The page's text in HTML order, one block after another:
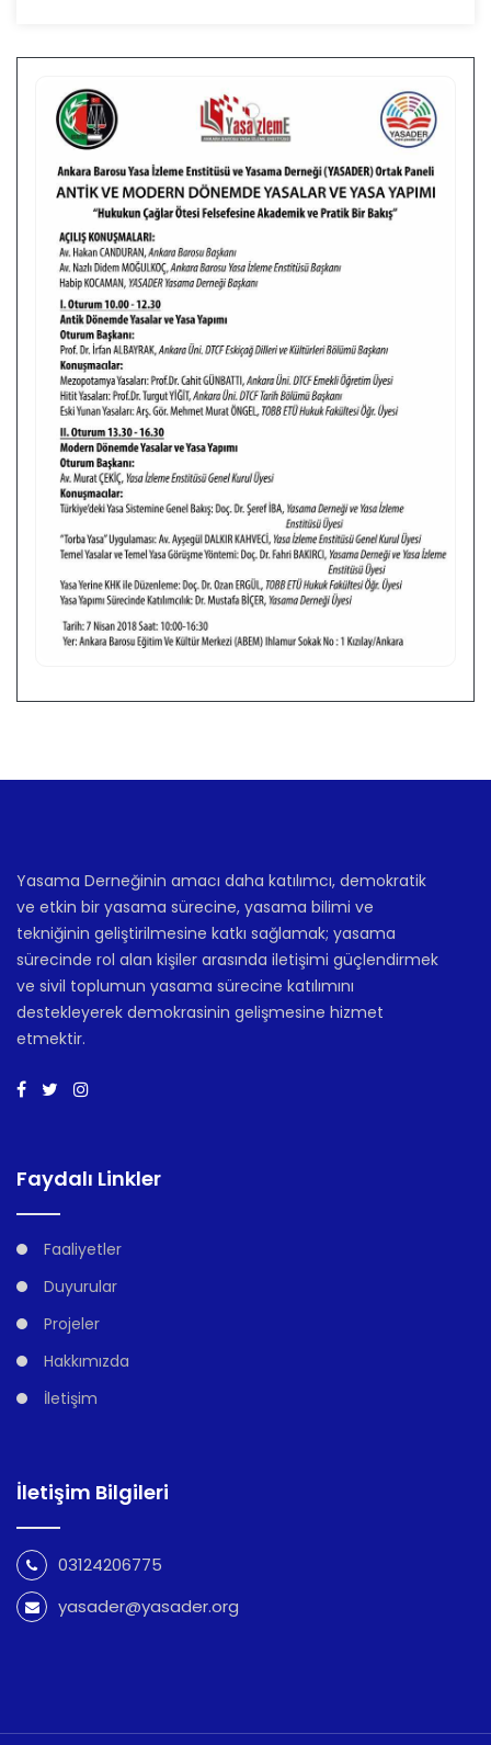
Yasama Derneğinin amacı daha katılımcı, demokratik
ve etkin bir yasama sürecine, yasama bilimi ve
tekniğinin geliştirilmesine katkı sağlamak; yasama
sürecinde rol alan kişiler arasında iletişimi güçlendirmek
ve sivil toplumun yasama sürecine katılımını
destekleyerek demokrasinin gelişmesine hizmet
etmektir.
Faydalı Linkler
Faaliyetler
Duyurular
Projeler
Hakkımızda
İletişim
İletişim Bilgileri
03124206775
yasader@yasader.org